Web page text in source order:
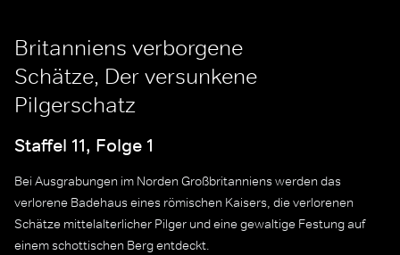
Britanniens verborgene
Schätze, Der versunkene
Pilgerschatz
Staffel 11, Folge 1
Bei Ausgrabungen im Norden Großbritanniens werden das
verlorene Badehaus eines römischen Kaisers, die verlorenen
Schätze mittelalterlicher Pilger und eine gewaltige Festung auf
einem schottischen Berg entdeckt.